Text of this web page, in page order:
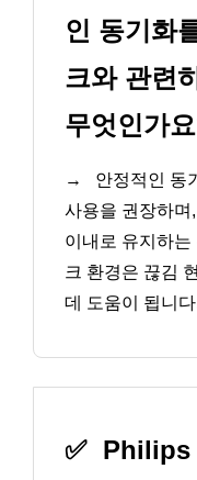
인 동기화
크와 관련
무엇인가
→
안정적인 동
사용을 권장하며
이내로 유지하는
크 환경은 끊김
데 도움이 됩니
✅ Philips